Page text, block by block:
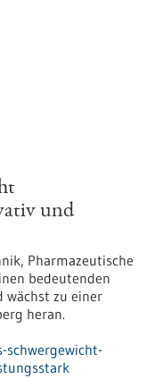
und
Pharmazeutische
bedeutenden
wächst zu einer
heran.